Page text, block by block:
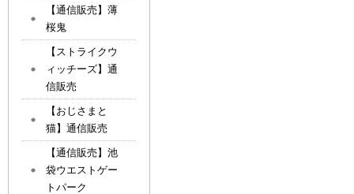
【通信販売】薄
桜鬼
【ストライクウ
ィッチーズ】通
信販売
【おじさまと
猫】通信販売
【通信販売】池
袋ウエストゲー
トパーク